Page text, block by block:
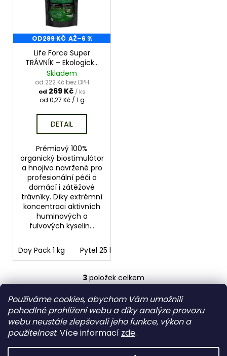
Používáme cookies, abychom Vám umožnili
pohodlné prohlížení webu a díky analýze provozu
webu neustále zlepšovali jeho funkce, výkon a
použitelnost. Více informací zde.
OD289 KČ AŽ–6 %
Life Force Super
TRÁVNÍK – Ekologické
hnojivo na trávník
Skladem
od 222 Kč bez DPH
od 269 Kč / ks
Měrná
od 0,27 Kč / 1 g
DETAIL
Prémiový 100%
organický biostimulátor
a hnojivo navržené pro
profesionální péči o
domácí i zátěžové
trávníky. Díky extrémní
koncentraci aktivních
huminových a
fulvových kyselin...
Doy Pack 1 kg Pytel 25 kg
O
v
l
á
d
a
c
3položek celkem
á
a
Humic Welt EU Vertrieb in EU
HUMINOVÉ KYSELINY v zemědelství
IFOAM